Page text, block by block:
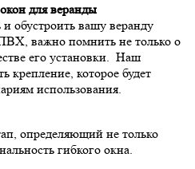
для веранды
обустроить вашу веранду
важно помнить не только о
его установки. Наш
крепление, которое будет
использования.
определяющий не только
гибкого окна.